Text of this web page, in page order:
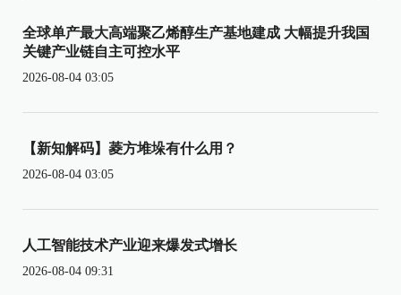
全球单产最大高端聚乙烯醇生产基地建成 大幅提升我国
关键产业链自主可控水平
2026-08-04 03:05
【新知解码】菱方堆垛有什么用？
2026-08-04 03:05
人工智能技术产业迎来爆发式增长
2026-08-04 09:31